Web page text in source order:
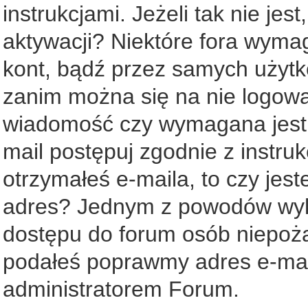
instrukcjami. Jeżeli tak nie
aktywacji? Niektóre fora
kont, bądź przez samych
zanim można się na nie
wiadomość czy wymagana
mail postępuj zgodnie z
otrzymałeś e-maila, to czy
adres? Jednym z powodów
dostępu do forum osób
podałeś poprawmy adres e-
administratorem Forum.